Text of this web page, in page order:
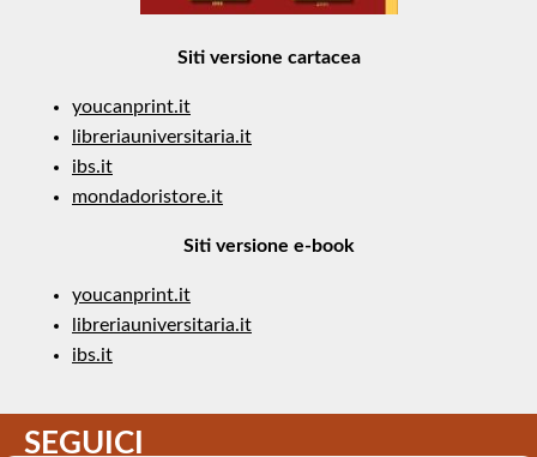
Siti versione cartacea
youcanprint.it
libreriauniversitaria.it
ibs.it
mondadoristore.it
Siti versione e-book
youcanprint.it
libreriauniversitaria.it
ibs.it
SEGUICI